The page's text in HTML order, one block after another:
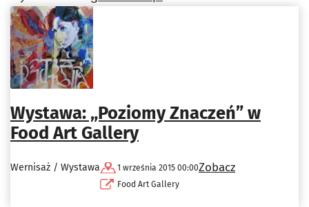
Wystawa: „Poziomy Znaczeń” w
Food Art Gallery
Wernisaż / Wystawa
1 września 2015 00:00
Food Art Gallery
Zobacz